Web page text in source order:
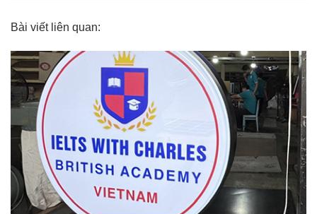
Bài viết liên quan: